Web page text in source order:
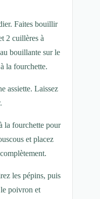
Faites bouillir
2 cuillères à
bouillante sur le
la fourchette.
assiette. Laissez
la fourchette pour
et placez
les pépins, puis
poivron et